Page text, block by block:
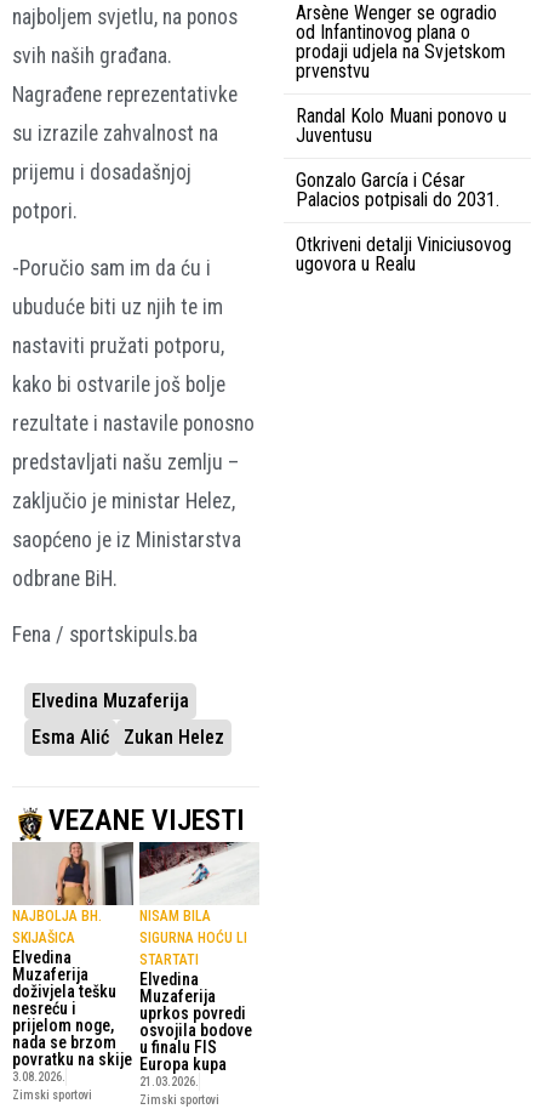
najboljem svjetlu, na ponos
svih naših građana.
Nagrađene reprezentativke
su izrazile zahvalnost na
prijemu i dosadašnjoj
potpori.
-Poručio sam im da ću i
ubuduće biti uz njih te im
nastaviti pružati potporu,
kako bi ostvarile još bolje
rezultate i nastavile ponosno
predstavljati našu zemlju –
zaključio je ministar Helez,
saopćeno je iz Ministarstva
odbrane BiH.
Fena / sportskipuls.ba
Elvedina Muzaferija
Esma Alić
Zukan Helez
VEZANE VIJESTI
NAJBOLJA BH.
SKIJAŠICA
Elvedina
Muzaferija
doživjela tešku
nesreću i
prijelom noge,
nada se brzom
povratku na skije
3.08.2026.
Zimski sportovi
NISAM BILA
SIGURNA HOĆU LI
STARTATI
Elvedina
Muzaferija
uprkos povredi
osvojila bodove
u finalu FIS
Europa kupa
21.03.2026.
Zimski sportovi
Arsène Wenger se ogradio
od Infantinovog plana o
prodaji udjela na Svjetskom
prvenstvu
Randal Kolo Muani ponovo u
Juventusu
Gonzalo García i César
Palacios potpisali do 2031.
Otkriveni detalji Viniciusovog
ugovora u Realu